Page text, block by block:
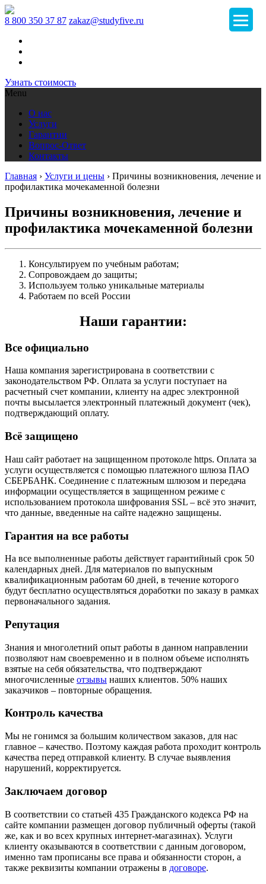
8 800 350 37 87 zakaz@studyfive.ru
Узнать стоимость
Menu
О нас
Услуги
Гарантии
Вопрос-Ответ
Контакты
Главная › Услуги и цены › Причины возникновения, лечение и
профилактика мочекаменной болезни
Причины возникновения, лечение и
профилактика мочекаменной болезни
Консультируем по учебным работам;
Сопровождаем до защиты;
Используем только уникальные материалы
Работаем по всей России
Наши гарантии:
Все официально
Наша компания зарегистрирована в соответствии с
законодательством РФ. Оплата за услуги поступает на
расчетный счет компании, клиенту на адрес электронной
почты высылается электронный платежный документ (чек),
подтверждающий оплату.
Всё защищено
Наш сайт работает на защищенном протоколе https. Оплата за
услуги осуществляется с помощью платежного шлюза ПАО
СБЕРБАНК. Соединение с платежным шлюзом и передача
информации осуществляется в защищенном режиме с
использованием протокола шифрования SSL – всё это значит,
что данные, введенные на сайте надежно защищены.
Гарантия на все работы
На все выполненные работы действует гарантийный срок 50
календарных дней. Для материалов по выпускным
квалификационным работам 60 дней, в течение которого
будут бесплатно осуществляться доработки по заказу в рамках
первоначального задания.
Репутация
Знания и многолетний опыт работы в данном направлении
позволяют нам своевременно и в полном объеме исполнять
взятые на себя обязательства, что подтверждают
многочисленные отзывы наших клиентов. 50% наших
заказчиков – повторные обращения.
Контроль качества
Мы не гонимся за большим количеством заказов, для нас
главное – качество. Поэтому каждая работа проходит контроль
качества перед отправкой клиенту. В случае выявления
нарушений, корректируется.
Заключаем договор
В соответствии со статьей 435 Гражданского кодекса РФ на
сайте компании размещен договор публичный оферты (такой
же, как и во всех крупных интернет-магазинах). Услуги
клиенту оказываются в соответствии с данным договором,
именно там прописаны все права и обязанности сторон, а
также реквизиты компании отражены в договоре.